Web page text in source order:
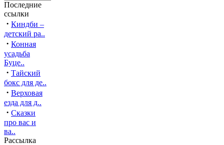
Последние
ссылки
· Киндби –
детский ра..
· Конная
усадьба
Буце..
· Тайский
бокс для де..
· Верховая
езда для д..
· Сказки
про вас и
ва..
Рассылка